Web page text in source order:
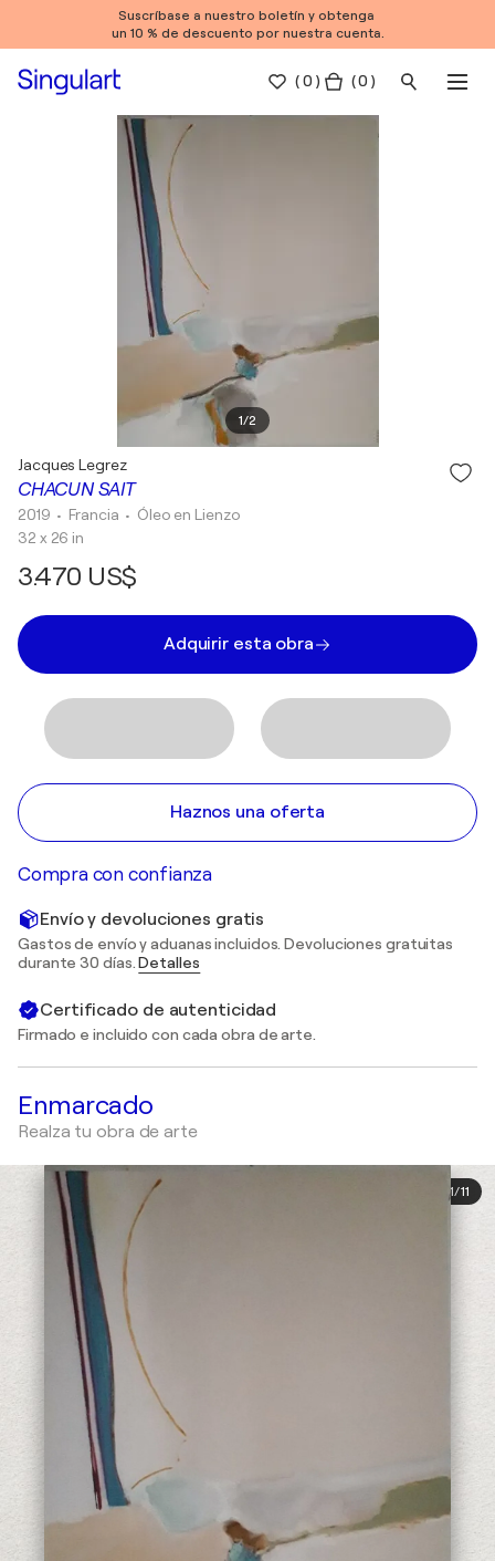
Suscríbase a nuestro boletín y obtenga
un 10 % de descuento por nuestra cuenta.
(0 ) ( 0 )
1/2
CHACUN SAIT
Jacques Legrez
2019 • Francia • Óleo en Lienzo
32 x 26 in
3.470 US$
Adquirir esta obra
Haznos una oferta
Compra con confianza
Envío y devoluciones gratis
Gastos de envío y aduanas incluidos. Devoluciones gratuitas
durante 30 días.Detalles
Certificado de autenticidad
Firmado e incluido con cada obra de arte.
Enmarcado
Realza tu obra de arte
1/11